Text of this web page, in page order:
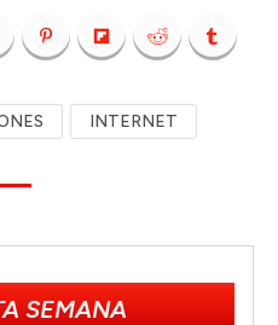
INTERNET
SEMANA